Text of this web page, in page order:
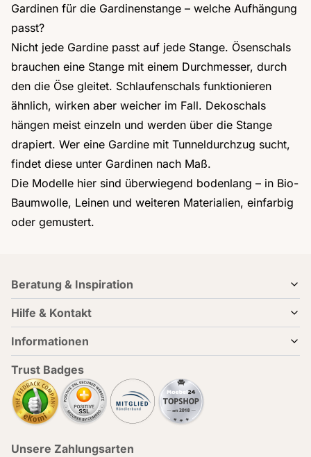
Gardinen für die Gardinenstange – welche Aufhängung
passt?
Nicht jede Gardine passt auf jede Stange. Ösenschals
brauchen eine Stange mit einem Durchmesser, durch
den die Öse gleitet. Schlaufenschals funktionieren
ähnlich, wirken aber weicher im Fall. Dekoschals
hängen meist einzeln und werden über die Stange
drapiert. Wer eine Gardine mit Tunneldurchzug sucht,
findet diese unter Gardinen nach Maß.
Die Modelle hier sind überwiegend bodenlang – in Bio-
Baumwolle, Leinen und weiteren Materialien, einfarbig
oder gemustert.
Beratung & Inspiration
Hilfe & Kontakt
Informationen
Trust Badges
Unsere Zahlungsarten